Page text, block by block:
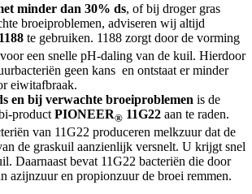
minder dan 30% ds, of bij droger gras
broeiproblemen, adviseren wij altijd
1188 te gebruiken. 1188 zorgt door de vorming
een snelle pH-daling van de kuil. Hierdoor
geen kans en ontstaat er minder
eiwitafbraak.
en bij verwachte broeiproblemen is de
product PIONEER® 11G22 aan te raden.
van 11G22 produceren melkzuur dat de
de graskuil aanzienlijk versnelt. U krijgt snel
Daarnaast bevat 11G22 bacteriën die door
azijnzuur en propionzuur de broei remmen.